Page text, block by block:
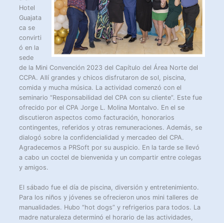
Hotel
Guajata
ca se
convirti
ó en la
sede
de la Mini Convención 2023 del Capítulo del Área Norte del
CCPA. Allí grandes y chicos disfrutaron de sol, piscina,
comida y mucha música. La actividad comenzó con el
seminario “Responsabilidad del CPA con su cliente”. Este fue
ofrecido por el CPA Jorge L. Molina Montalvo. En el se
discutieron aspectos como facturación, honorarios
contingentes, referidos y otras remuneraciones. Además, se
dialogó sobre la confidencialidad y mercadeo del CPA.
Agradecemos a PRSoft por su auspicio. En la tarde se llevó
a cabo un coctel de bienvenida y un compartir entre colegas
y amigos.
El sábado fue el día de piscina, diversión y entretenimiento.
Para los niños y jóvenes se ofrecieron unos mini talleres de
manualidades. Hubo “hot dogs” y refrigerios para todos. La
madre naturaleza determinó el horario de las actividades,